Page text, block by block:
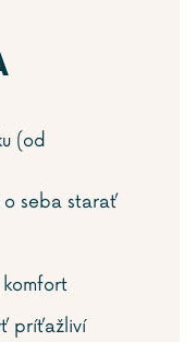
(od
o seba starať
komfort
príťažliví